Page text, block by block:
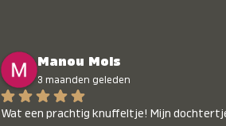
Manou Mols
3 maanden geleden
Wat een prachtig knuffeltje! Mijn